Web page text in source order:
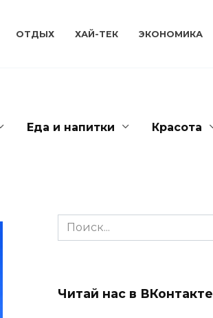
ОТДЫХ ХАЙ-ТЕК ЭКОНОМИКА
Еда и напитки Красота
Search
for:
Читай нас в ВКонтакте